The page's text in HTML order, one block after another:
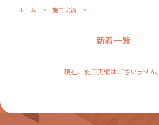
ホーム > 施工実績 >
新着一覧
現在、施工実績はございません。